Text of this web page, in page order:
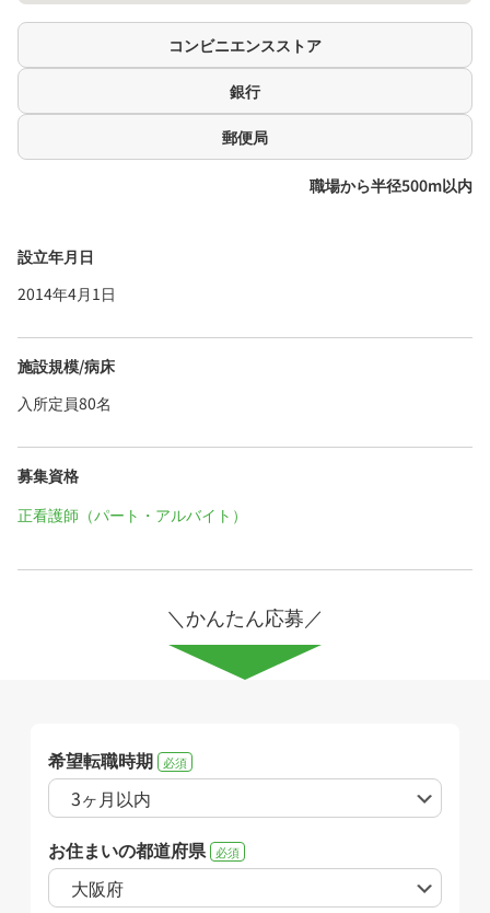
コンビニエンスストア
銀行
郵便局
職場から半径500m以内
設立年月日
2014年4月1日
施設規模/病床
入所定員80名
募集資格
正看護師（パート・アルバイト）
＼かんたん応募／
希望転職時期 必須
お住まいの都道府県 必須